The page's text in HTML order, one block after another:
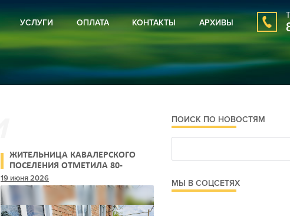
УСЛУГИ
РЕКЛАМА
ОПЛАТА КОНТАКТЫ
АРХИВЫ
АРХИВ ГАЗЕТЫ
АРХИВ НОВОСТЕЙ
ЖИТЕЛЬНИЦА КАВАЛЕРСКОГО
ПОСЕЛЕНИЯ ОТМЕТИЛА 80-
ЛЕТНИЙ ЮБИЛЕЙ
19 июня 2026
ПОИСК ПО НОВОСТЯМ
МЫ В СОЦСЕТЯХ